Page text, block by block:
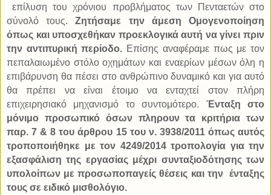
επίλυση του χρόνιου προβλήματος των Πενταετών στο
σύνολό τους.Ζητήσαμε την άμεση Ομογενοποίηση
όπως και υποσχεθήκαν προεκλογικά αυτή να γίνει πριν
την αντιπυρική περίοδο. Επίσης αναφέραμε πως με τον
πεπαλαιωμένο στόλο οχημάτων και εναερίων μέσων όλη η
επιβάρυνση θα πέσει στο ανθρώπινο δυναμικό και για αυτό
θα πρέπει να είναι έτοιμο να ενταχτεί στον πλήρη
επιχειρησιακό μηχανισμό το συντομότερο. Ένταξη στο
μόνιμο προσωπικό όσων πληρουν τα κριτήρια των
παρ. 7 & 8 του άρθρου 15 του ν. 3938/2011 όπως αυτός
τροποποιήθηκε με τον 4249/2014 τροπολογία για την
εξασφάλιση της εργασίας μέχρι συνταξιοδότησης των
υπολοίπων με προσωποπαγείς θέσεις και την
ένταξης
τους σε ειδικό μισθολόγιο.